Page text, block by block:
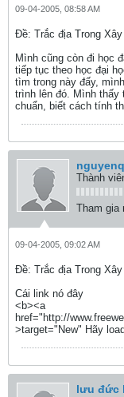
09-04-2005, 08:58 AM
Ðề: Trắc địa Trong
Mình cũng còn đi học
tiếp tục theo học đại
tìm trong này đấy,
trình lên đó. Mình thấy
chuẩn, biết cách tính
Thành
Tham gia
09-04-2005, 09:02 AM
Ðề: Trắc địa Trong
Cái link nó đây
<b><a
href="http://
>target="New" Hãy
lưu đức